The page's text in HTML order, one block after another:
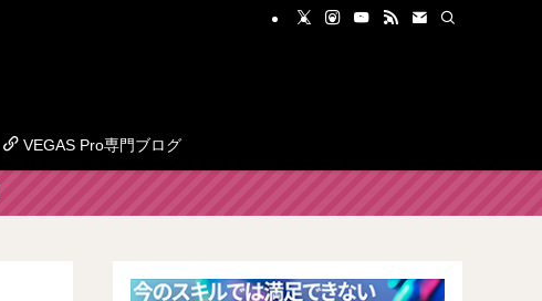
VEGAS Pro専門ブログ